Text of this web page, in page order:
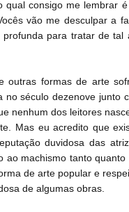
qual consigo me lembrar
vão me desculpar a
profunda para tratar de
outras formas de arte
no século dezenove junto
nenhum dos leitores
Mas eu acredito que
duvidosa das
ao machismo tanto
de arte popular e
de algumas obras.